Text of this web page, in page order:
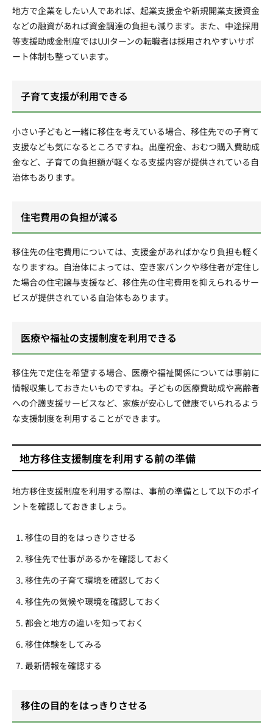
地方で企業をしたい人であれば、起業支援金や新規開業支援資金
などの融資があれば資金調達の負担も減ります。また、中途採用
等支援助成金制度ではUJIターンの転職者は採用されやすいサポ
ート体制も整っています。
子育て支援が利用できる
小さい子どもと一緒に移住を考えている場合、移住先での子育て
支援なども気になるところですね。出産祝金、おむつ購入費助成
金など、子育ての負担額が軽くなる支援内容が提供されている自
治体もあります。
住宅費用の負担が減る
移住先の住宅費用については、支援金があればかなり負担も軽く
なりますね。自治体によっては、空き家バンクや移住者が定住し
た場合の住宅譲与支援など、移住先の住宅費用を抑えられるサー
ビスが提供されている自治体もあります。
医療や福祉の支援制度を利用できる
移住先で定住を希望する場合、医療や福祉関係については事前に
情報収集しておきたいものですね。子どもの医療費助成や高齢者
への介護支援サービスなど、家族が安心して健康でいられるよう
な支援制度を利用することができます。
地方移住支援制度を利用する前の準備
地方移住支援制度を利用する際は、事前の準備として以下のポイ
ントを確認しておきましょう。
移住の目的をはっきりさせる
移住先で仕事があるかを確認しておく
移住先の子育て環境を確認しておく
移住先の気候や環境を確認しておく
都会と地方の違いを知っておく
移住体験をしてみる
最新情報を確認する
移住の目的をはっきりさせる